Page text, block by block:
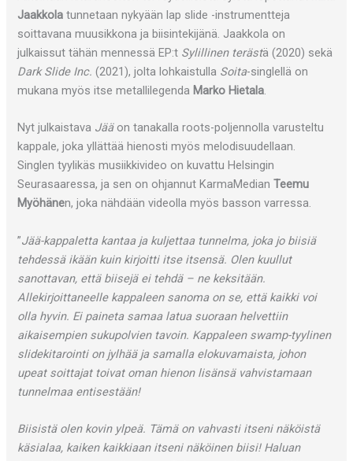
Jaakkola tunnetaan nykyään lap slide -instrumentteja
soittavana muusikkona ja biisintekijänä. Jaakkola on
julkaissut tähän mennessä EP:t Sylillinen terästä (2020) sekä
Dark Slide Inc. (2021), jolta lohkaistulla Soita-singlellä on
mukana myös itse metallilegenda Marko Hietala.
Nyt julkaistava Jääon tanakalla roots-poljennolla varusteltu
kappale, joka yllättää hienosti myös melodisuudellaan.
Singlen tyylikäs musiikkivideo on kuvattu Helsingin
Seurasaaressa, ja sen on ohjannut KarmaMedianTeemu
Myöhänen, joka nähdään videolla myös basson varressa.
”Jää-kappaletta kantaa ja kuljettaa tunnelma, joka jo biisiä
tehdessä ikään kuin kirjoitti itse itsensä. Olen kuullut
sanottavan, että biisejä ei tehdä – ne keksitään.
Allekirjoittaneelle kappaleen sanoma on se, että kaikki voi
olla hyvin. Ei paineta samaa latua suoraan helvettiin
aikaisempien sukupolvien tavoin. Kappaleen swamp-tyylinen
slidekitarointi on jylhää ja samalla elokuvamaista, johon
upeat soittajat toivat oman hienon lisänsä vahvistamaan
tunnelmaa entisestään!
Biisistä olen kovin ylpeä. Tämä on vahvasti itseni näköistä
käsialaa, kaiken kaikkiaan itseni näköinen biisi! Haluan